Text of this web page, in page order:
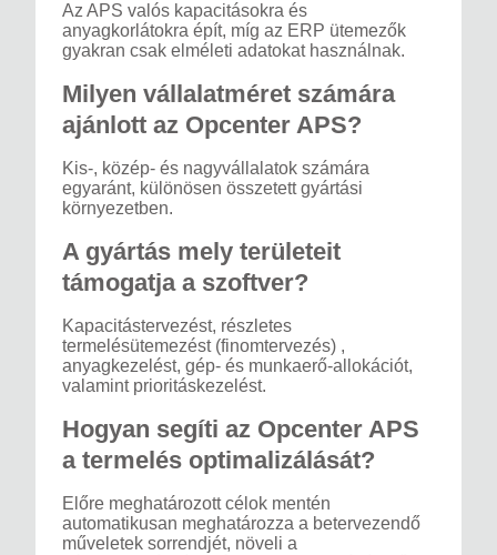
Az APS valós kapacitásokra és
anyagkorlátokra épít, míg az ERP ütemezők
gyakran csak elméleti adatokat használnak.
Milyen vállalatméret számára
ajánlott az Opcenter APS?
Kis-, közép- és nagyvállalatok számára
egyaránt, különösen összetett gyártási
környezetben.
A gyártás mely területeit
támogatja a szoftver?
Kapacitástervezést, részletes
termelésütemezést (finomtervezés) ,
anyagkezelést, gép- és munkaerő-allokációt,
valamint prioritáskezelést.
Hogyan segíti az Opcenter APS
a termelés optimalizálását?
Előre meghatározott célok mentén
automatikusan meghatározza a betervezendő
műveletek sorrendjét, növeli a